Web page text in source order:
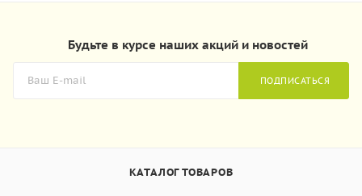
Будьте в курсе наших акций и новостей
ПОДПИСАТЬСЯ
КАТАЛОГ ТОВАРОВ